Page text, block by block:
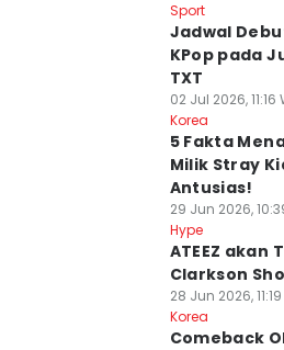
Sport
Jadwal
KPop pada
TXT
02 Jul 2026, 11:16
Korea
5 Fakta
Milik Stray
Antusias!
29 Jun 2026,
Hype
ATEEZ akan
Clarkson
28 Jun 2026,
Korea
Comeback